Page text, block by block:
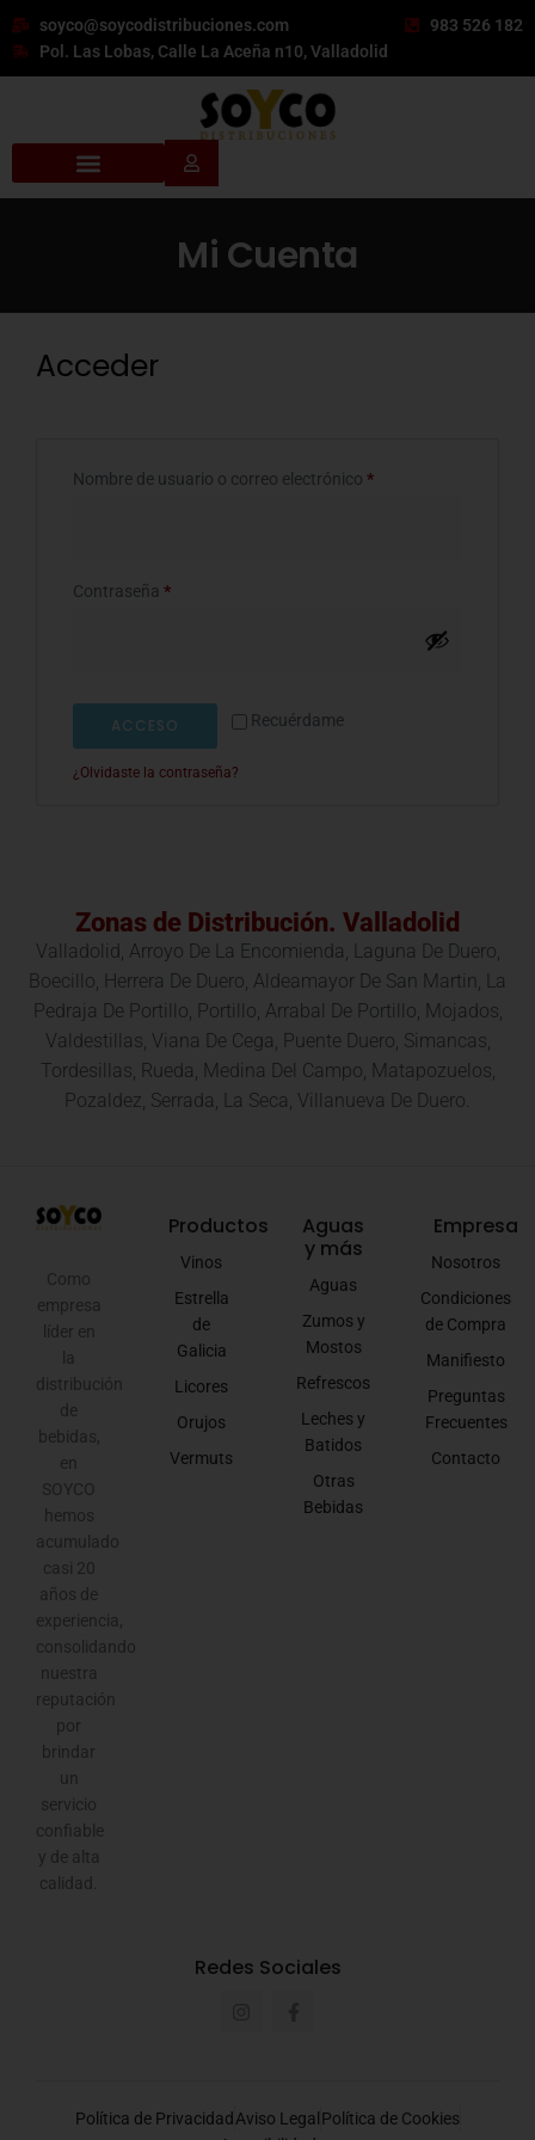
soyco@soycodistribuciones.com
983 526 182
Pol. Las Lobas, Calle La Aceña n10, Valladolid
Mi Cuenta
Acceder
Nombre de usuario o correo electrónico *
Contraseña *
Recuérdame
ACCESO
¿Olvidaste la contraseña?
Zonas de Distribución. Valladolid
Valladolid, Arroyo De La Encomienda, Laguna De Duero,
Boecillo, Herrera De Duero, Aldeamayor De San Martin, La
Pedraja De Portillo, Portillo, Arrabal De Portillo, Mojados,
Valdestillas, Viana De Cega, Puente Duero, Simancas,
Tordesillas, Rueda, Medina Del Campo, Matapozuelos,
Pozaldez, Serrada, La Seca, Villanueva De Duero.
Como
empresa
líder en
la
distribución
de
bebidas,
en
SOYCO
hemos
acumulado
casi 20
años de
experiencia,
consolidando
nuestra
reputación
por
brindar
un
servicio
confiable
y de alta
calidad.
Productos
Vinos
Estrella
de
Galicia
Licores
Orujos
Vermuts
Aguas
y más
Aguas
Zumos y
Mostos
Refrescos
Leches y
Batidos
Otras
Bebidas
Empresa
Nosotros
Condiciones
de Compra
Manifiesto
Preguntas
Frecuentes
Contacto
Redes Sociales
Política de PrivacidadAviso Legal Política de Cookies